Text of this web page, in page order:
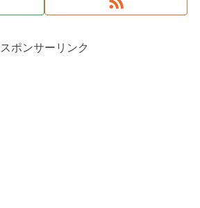
スポンサーリンク